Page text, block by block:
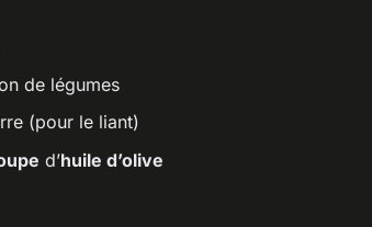
de légumes
(pour le liant)
d’huile d’olive